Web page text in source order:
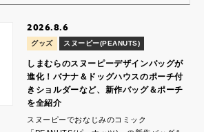
2026.8.6
グッズ スヌーピー(PEANUTS)
しまむらのスヌーピーデザインバッグが
進化！バナナ＆ドッグハウスのポーチ付
きショルダーなど、新作バッグ＆ポーチ
を全紹介
スヌーピーでおなじみのコミック